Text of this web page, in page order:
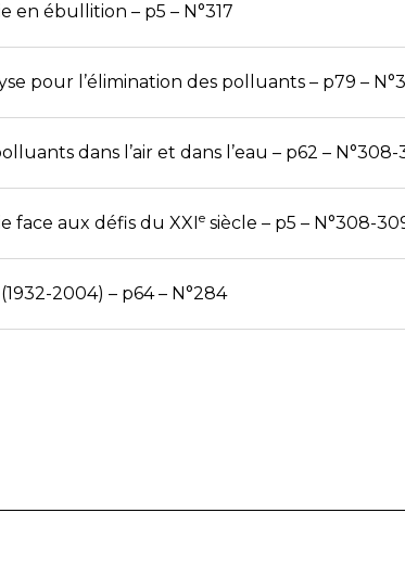
en ébullition – p5 – N°317
pour l’élimination des polluants – p79 –
dans l’air et dans l’eau – p62 – N°308-
face aux défis du XXIesiècle – p5 – N°308-
2004) – p64 – N°284